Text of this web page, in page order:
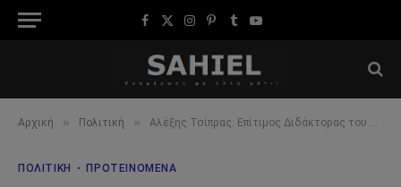
Facebook
X
Instagram
Pinterest
TumblrYouTube
Αρχική » Πολιτική » Αλέξης Τσίπρας: Επίτιμος Διδάκτορας του Πανεπιστημίου Koc – Ομιλία που Δίνει Τροφή για τον «Εμφύλιο» στον ΣΥΡΙΖΑ
ΠΟΛΙΤΙΚΉ ΠΡΟΤΕΙΝΌΜΕΝΑ